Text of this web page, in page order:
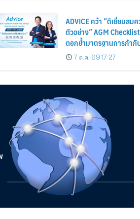
ADVICE คว้า “ดีเยี่ยมสมค
ตัวอย่าง” AGM
ตอกย้ำมาตรฐานการกำกั
กิจการที่ดี
7 ส.ค. 69 17:27